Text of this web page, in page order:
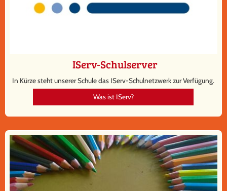
IServ-Schulserver
In Kürze steht unserer Schule das IServ-Schulnetzwerk zur Verfügung.
Was ist IServ?